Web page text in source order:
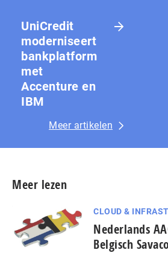
UniCredit
moderniseert
bankplatform
met
Accenture en
IBM
Meer artikelen
Meer lezen
CLOUD &
Nederlands
Belgisch